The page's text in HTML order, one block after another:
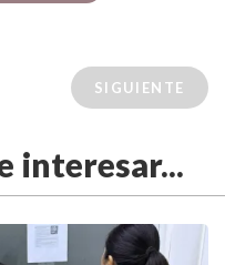
SIGUIENTE
interesar...